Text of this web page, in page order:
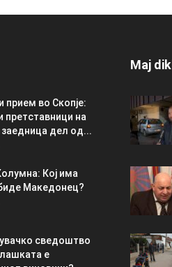
прием во Скопје:
претставници на
дел од...
Кој има
Македонец?
сведоштво
е
Maj